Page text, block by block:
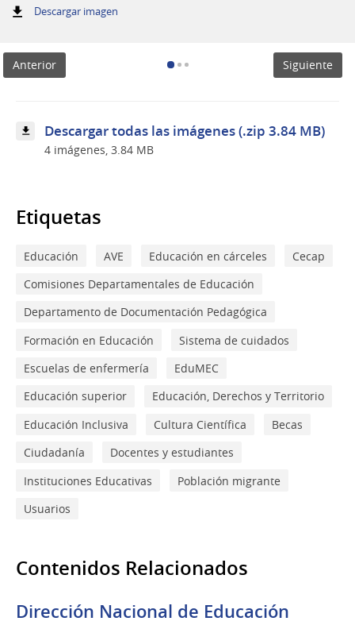
Descargar imagen:
trabajando
calidad
de
nuestra
Anterior Siguiente
Descargar todas las imágenes (.zip 3.84 MB)
4 imágenes, 3.84 MB
Etiquetas
Educación AVE Educación en cárceles
Cecap
Comisiones Departamentales de Educación
Departamento de Documentación Pedagógica
Formación en Educación
Sistema de cuidados
Escuelas de enfermería
EduMEC
Educación superior
Educación, Derechos y Territorio
Educación Inclusiva
Cultura Científica
Becas
Ciudadanía
Docentes y estudiantes
Instituciones Educativas
Población migrante
Usuarios
Contenidos Relacionados
Dirección Nacional de Educación